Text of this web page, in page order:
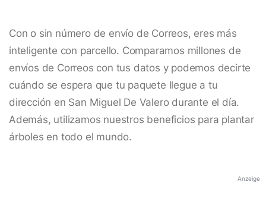
Con o sin número de envío de Correos, eres más
inteligente con parcello. Comparamos millones de
envíos de Correos con tus datos y podemos decirte
cuándo se espera que tu paquete llegue a tu
dirección en San Miguel De Valero durante el día.
Además, utilizamos nuestros beneficios para plantar
árboles en todo el mundo.
Anzeige